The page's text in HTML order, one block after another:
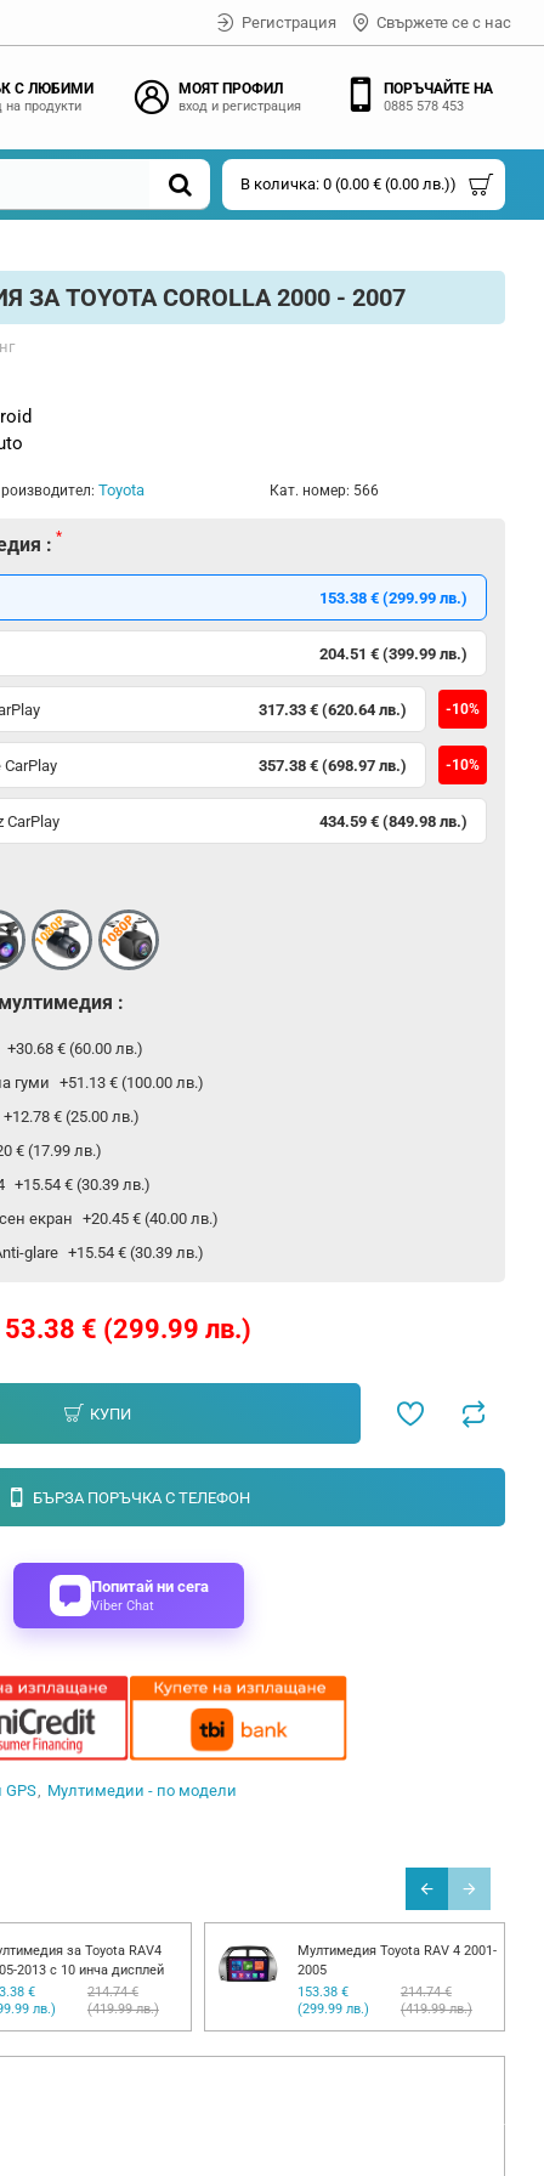
Регистрация Свържете се с нас
С ЛЮБИМИ
на продукти
МОЯТ ПРОФИЛ
вход и регистрация
ПОРЪЧАЙТЕ НА
0885 578 453
В количка: 0 (0.00 € (0.00 лв.))
TOYOTA COROLLA 2000 - 2007
Toyota Кат. номер: 566
€ (299.99 лв.)
:
153.38 € (299.99 лв.)
204.51 € (399.99 лв.)
317.33 € (620.64 лв.) -10%
CarPlay 357.38 € (698.97 лв.) -10%
CarPlay 434.59 € (849.98 лв.)
:
+30.68 € (60.00 лв.)
гуми +51.13 € (100.00 лв.)
+12.78 € (25.00 лв.)
€ (17.99 лв.)
+15.54 € (30.39 лв.)
екран +20.45 € (40.00 лв.)
glare +15.54 € (30.39 лв.)
КУПИ
БЪРЗА ПОРЪЧКА С ТЕЛЕФОН
Попитай ни сега
Viber Chat
Мултимедии - по модели
за Toyota RAV4
2013 с 10 инча дисплей
€
лв.)
214.74 €
(419.99 лв.)
Мултимедия Toyota RAV 4 2001-
2005
153.38 €
(299.99 лв.)
214.74 €
(419.99 лв.)